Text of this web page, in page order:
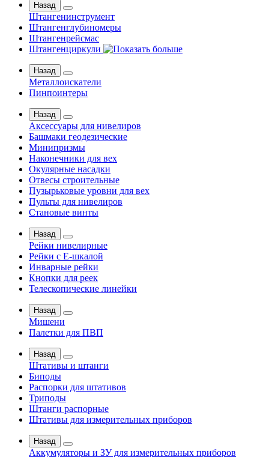
Назад
Штангенинструмент
Штангенглубиномеры
Штангенрейсмас
Штангенциркули
Назад
Металлоискатели
Пинпоинтеры
Назад
Аксессуары для нивелиров
Башмаки геодезические
Минипризмы
Наконечники для вех
Окулярные насадки
Отвесы строительные
Пузырьковые уровни для вех
Пульты для нивелиров
Становые винты
Назад
Рейки нивелирные
Рейки с Е-шкалой
Инварные рейки
Кнопки для реек
Телескопические линейки
Назад
Мишени
Палетки для ПВП
Назад
Штативы и штанги
Биподы
Распорки для штативов
Триподы
Штанги распорные
Штативы для измерительных приборов
Назад
Аккумуляторы и ЗУ для измерительных приборов